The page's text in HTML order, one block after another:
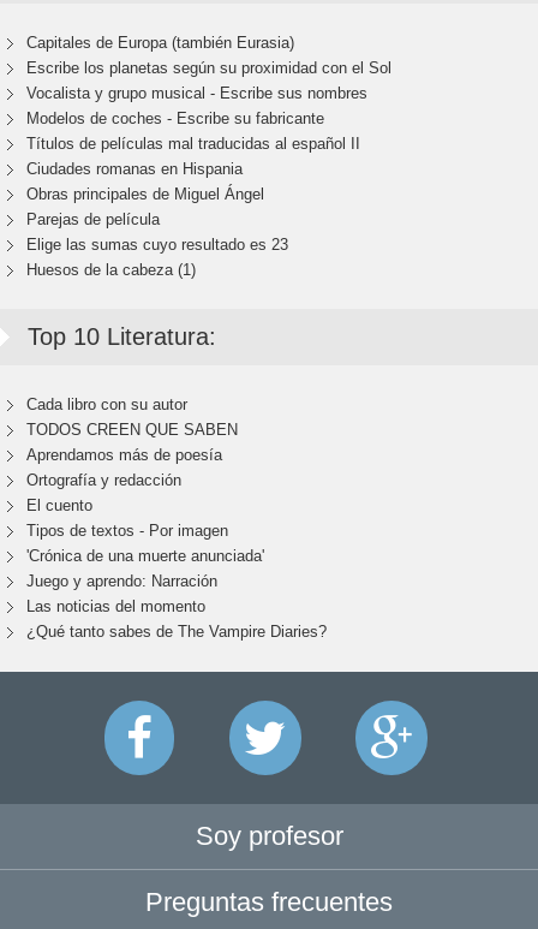
Capitales de Europa (también Eurasia)
Escribe los planetas según su proximidad con el Sol
Vocalista y grupo musical - Escribe sus nombres
Modelos de coches - Escribe su fabricante
Títulos de películas mal traducidas al español II
Ciudades romanas en Hispania
Obras principales de Miguel Ángel
Parejas de película
Elige las sumas cuyo resultado es 23
Huesos de la cabeza (1)
Top 10 Literatura:
Cada libro con su autor
TODOS CREEN QUE SABEN
Aprendamos más de poesía
Ortografía y redacción
El cuento
Tipos de textos - Por imagen
'Crónica de una muerte anunciada'
Juego y aprendo: Narración
Las noticias del momento
¿Qué tanto sabes de The Vampire Diaries?
Soy profesor
Preguntas frecuentes